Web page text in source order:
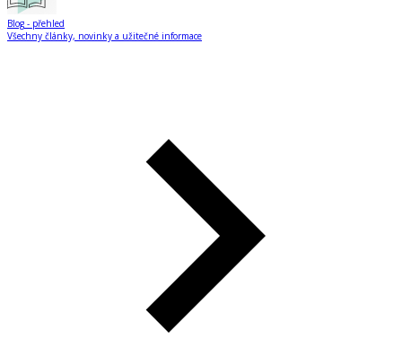
Blog - přehled
Všechny články, novinky a užitečné informace